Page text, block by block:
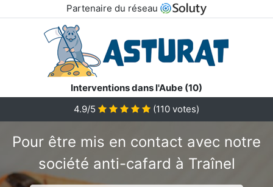
Partenaire du réseau
Interventions dans l'Aube (10)
4.9/5
(110 votes)
Pour être mis en contact avec notre
société anti-cafard à Traînel